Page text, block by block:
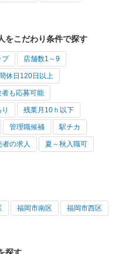
をこだわり条件で探す
プ 店舗数1～9
休日120日以上
者も応募可能
残業月10ｈ以下
管理職候補 駅チカ
者の求人 夏～秋入職可
福岡市南区 福岡市西区